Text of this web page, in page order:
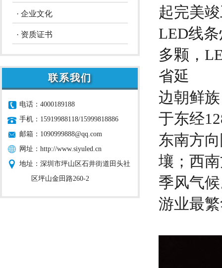
· 企业文化
· 资质证书
联系我们
电话：4000189188
手机：15919988118/15999818886
邮箱： 1090999888@qq.com
网址： http://www.siyuled.cn
地址：深圳市坪山区石井街道田头社
区坪山金田路260-2
起完美
LED线
多颗，
省延
边朝鲜
于东经
东南方
壤；西
季风气
游业最